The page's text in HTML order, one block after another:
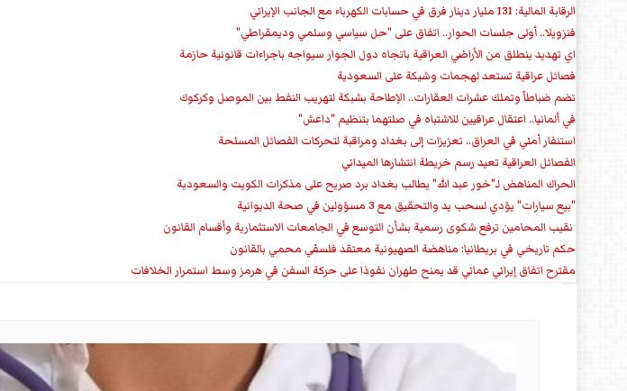
الرقابة المالية: 131 مليار دينار فرق في حسابات الكهرباء مع الجانب الإيراني
فنزويلا.. أولى جلسات الحوار.. اتفاق على "حل سياسي وسلمي وديمقراطي"
اي تهديد ينطلق من الأراضي العراقية باتجاه دول الجوار سيواجه باجراءات قانونية حازمة
فصائل عراقية تستعد لهجمات وشيكة على السعودية
تضم ضباطاً وتملك عشرات العقارات.. الإطاحة بشبكة لتهريب النفط بين الموصل وكركوك
في ألمانيا.. اعتقال عراقيين للاشتباه في صلتهما بتنظيم "داعش"
استنفار أمني في العراق.. تعزيزات إلى بغداد ومراقبة لتحركات الفصائل المسلحة
الفصائل العراقية تعيد رسم خريطة انتشارها الميداني
الحراك المناهض لـ"خور عبد الله" يطالب بغداد برد صريح على مذكرات الكويت والسعودية
"بيع سيارات" يؤدي لسحب يد والتحقيق مع 3 مسؤولين في صحة الديوانية
‏ نقيب المحامين ترفع شكوى رسمية بشأن التوسع في الجامعات الاستثمارية وأقسام القانون
حكم تاريخي في بريطانيا: مناهضة الصهيونية معتقد فلسفي محمي بالقانون
مقترح اتفاق إيراني عماني قد يمنح طهران نفوذا على حركة السفن في هرمز وسط استمرار الخلافات